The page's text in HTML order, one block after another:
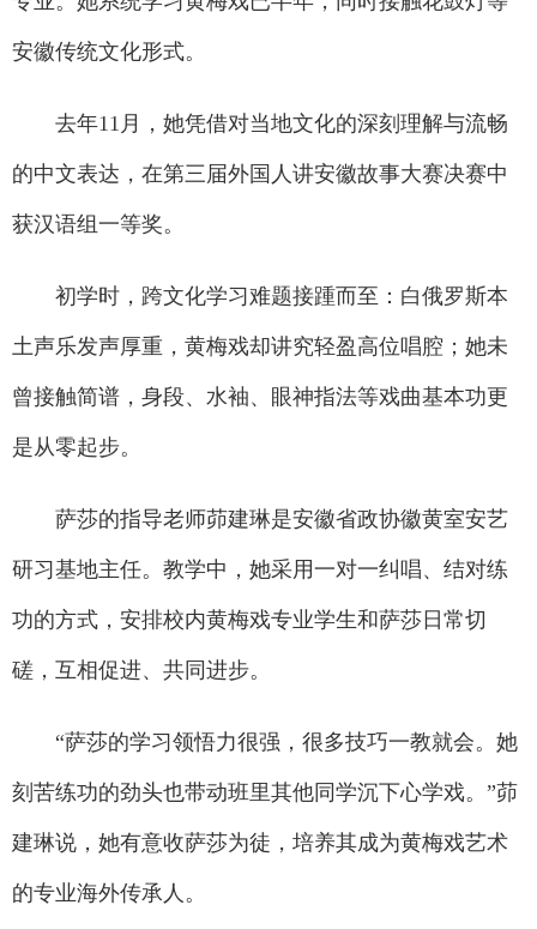
安徽传统文化形式。
去年11月，她凭借对当地文化的深刻理解与流畅
的中文表达，在第三届外国人讲安徽故事大赛决赛中
获汉语组一等奖。
初学时，跨文化学习难题接踵而至：白俄罗斯本
土声乐发声厚重，黄梅戏却讲究轻盈高位唱腔；她未
曾接触简谱，身段、水袖、眼神指法等戏曲基本功更
是从零起步。
萨莎的指导老师茆建琳是安徽省政协徽黄室安艺
研习基地主任。教学中，她采用一对一纠唱、结对练
功的方式，安排校内黄梅戏专业学生和萨莎日常切
磋，互相促进、共同进步。
“萨莎的学习领悟力很强，很多技巧一教就会。她
刻苦练功的劲头也带动班里其他同学沉下心学戏。”茆
建琳说，她有意收萨莎为徒，培养其成为黄梅戏艺术
的专业海外传承人。